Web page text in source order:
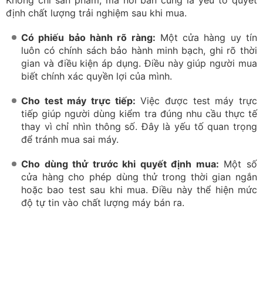
Cho test máy trực tiếp:Việc được test máy trực
tiếp giúp người dùng kiểm tra đúng nhu cầu thực tế
thay vì chỉ nhìn thông số. Đây là yếu tố quan trọng
để tránh mua sai máy.
Cho dùng thử trước khi quyết định mua:
cửa hàng cho phép dùng thử trong thời gian ngắn
hoặc bao test sau khi mua. Điều này thể hiện mức
độ tự tin vào chất lượng máy bán ra.